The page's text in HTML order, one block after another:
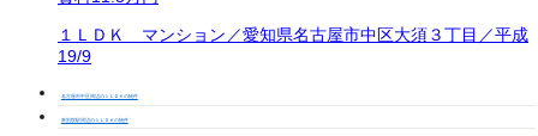
１ＬＤＫ マンション／愛知県名古屋市中区大須３丁目／平成
19/9
名古屋市中区周辺の１ＬＤＫの物件
東別院駅周辺の１ＬＤＫの物件